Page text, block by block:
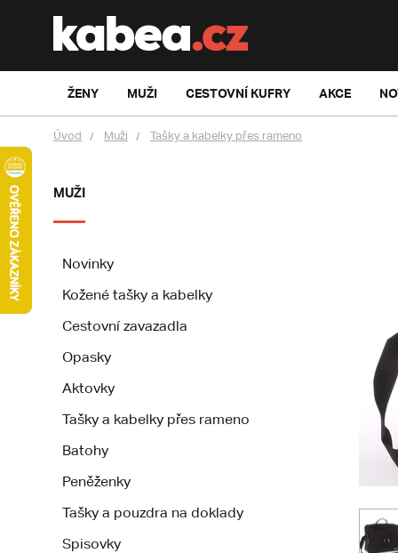
ŽENY MUŽI CESTOVNÍ KUFRY AKCE
Úvod Muži Tašky a kabelky přes rameno
MUŽI
Novinky
Kožené tašky a kabelky
Cestovní zavazadla
Opasky
Aktovky
Tašky a kabelky přes rameno
Batohy
Peněženky
Tašky a pouzdra na doklady
Spisovky